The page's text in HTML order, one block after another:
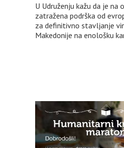
U Udruženju kažu da je na
zatražena podrška od
za definitivno stavljanje
Makedonije na enološku